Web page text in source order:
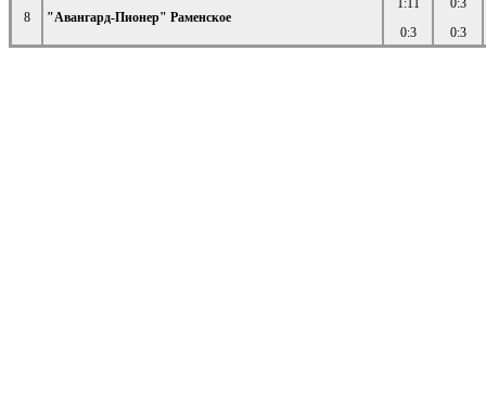
8 "Авангард-Пионер" Раменское
1:11
0:3
0:3
0:3